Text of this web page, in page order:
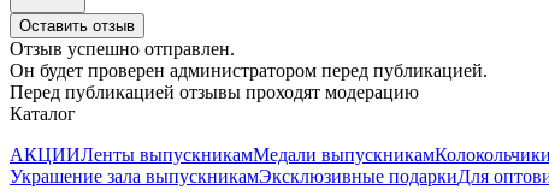
Оставить отзыв
Отзыв успешно отправлен.
Он будет проверен администратором перед публикацией.
Перед публикацией отзывы проходят модерацию
Каталог
АКЦИИЛенты выпускникамМедали выпускникам
Украшение зала выпускникамЭксклюзивные подаркиДля